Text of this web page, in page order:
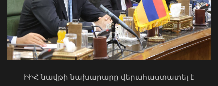
Երևանի Կենտրոնում պետության
սեփականության իրավունքն է
տարածքի և հողամասի նկատմամբ
ԻԻՀ նավթի նախարարը վերահաստատել է